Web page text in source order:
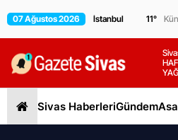
07 Ağustos 2026 11°
Sivas HaberleriGündem